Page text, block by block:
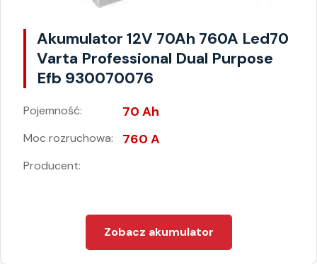
Akumulator 12V 70Ah 760A Led70
Varta Professional Dual Purpose
Efb 930070076
Pojemność: 70 Ah
Moc rozruchowa: 760 A
Producent:
Zobacz akumulator